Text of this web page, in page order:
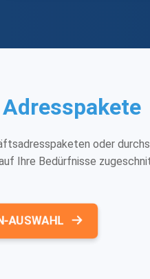
oder
Ihre Bedürfnisse
AUSWAHL